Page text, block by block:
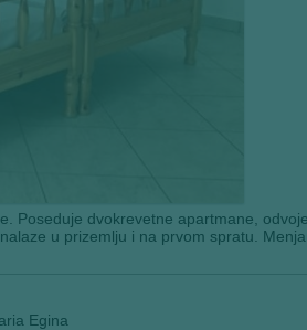
Poseduje dvokrevetne apartmane,
u prizemlju i na prvom spratu.
Egina